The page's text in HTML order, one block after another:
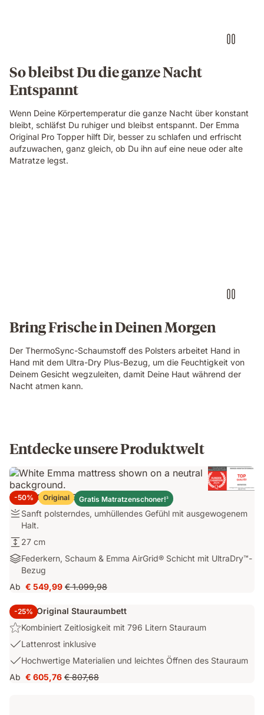
So bleibst Du die ganze Nacht
Entspannt
Wenn Deine Körpertemperatur die ganze Nacht über konstant
bleibt, schläfst Du ruhiger und bleibst entspannt. Der Emma
Original Pro Topper hilft Dir, besser zu schlafen und erfrischt
aufzuwachen, ganz gleich, ob Du ihn auf eine neue oder alte
Matratze legst.
Bring Frische in Deinen Morgen
Der ThermoSync-Schaumstoff des Polsters arbeitet Hand in
Hand mit dem Ultra-Dry Plus-Bezug, um die Feuchtigkeit von
Deinem Gesicht wegzuleiten, damit Deine Haut während der
Nacht atmen kann.
Entdecke unsere Produktwelt
-50% Original Gratis Matratzenschoner!3
Emma Original Elite Matratze
Sanft
polsterndes,
umhüllendes
Gefühl
mit
ausgewogenem
Halt.
Sanft polsterndes, umhüllendes Gefühl mit ausgewogenem
Halt.
27
cm
27 cm
Federkern,
Schaum
&
Emma
AirGrid®
Schicht
mit
UltraDry™-
Federkern, Schaum & Emma AirGrid® Schicht mit UltraDry™-
Bezug
Ab
Preis
€ 549,99
€ 549,99 Ursprünglicher
€ 1.099,98
€ 1.099,98
-25%
Emma Original Stauraumbett
Highlight:
Kombiniert
Zeitlosigkeit
mit
796
Kombiniert Zeitlosigkeit mit 796 Litern Stauraum
USP
Lattenrost
inklusive
Lattenrost inklusive
USP
3:
Hochwertige
Hochwertige Materialien und leichtes Öffnen des Stauraum
Ab
Preis
€ 605,76 Ursprünglicher
€ 807,68